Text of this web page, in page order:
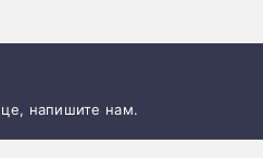
напишите нам.